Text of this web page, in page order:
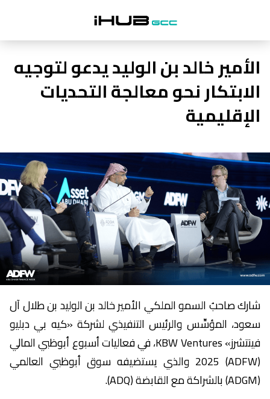
الأمير خالد بن الوليد يدعو لتوجيه
الابتكار نحو معالجة التحديات
الإقليمية
شارك صاحبُ السمو الملكي الأمير خالد بن الوليد بن طلال آل
سعود، المؤسِّس والرئيس التنفيذي لشركة «كيه بي دبليو
فينتشرز» KBW Ventures، في فعاليات أسبوع أبوظبي المالي
(ADFW) 2025 والذي يستضيفه سوق أبوظبي العالمي
(ADGM) بالشراكة مع القابضة (ADQ).